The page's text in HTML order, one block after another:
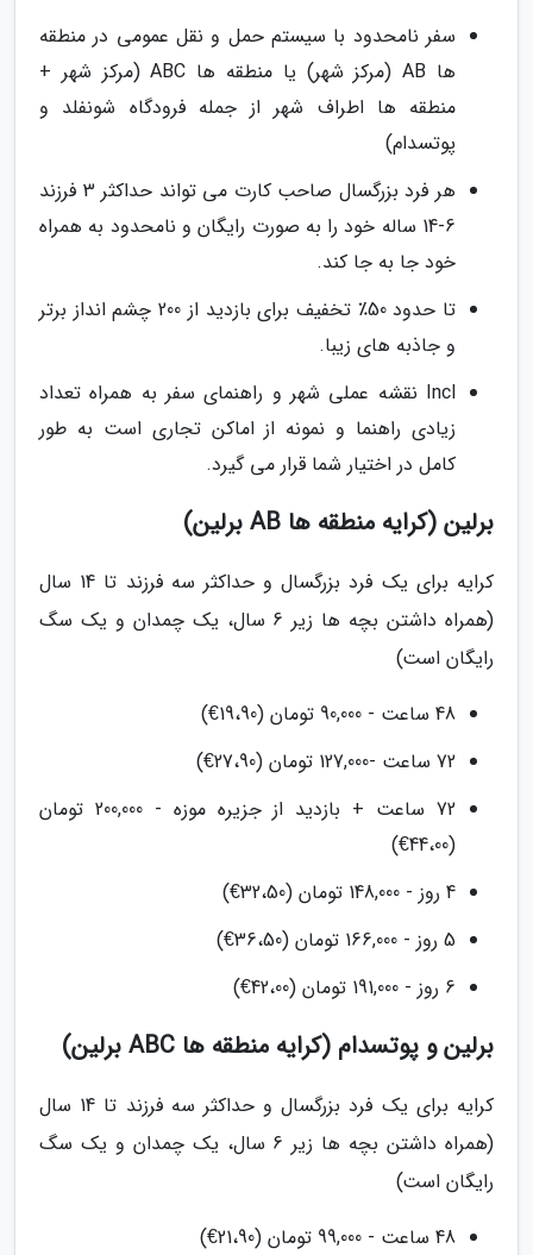
سفر نامحدود با سیستم حمل و نقل عمومی در منطقه
ها AB (مرکز شهر) یا منطقه ها ABC (مرکز شهر +
منطقه ها اطراف شهر از جمله فرودگاه شونفلد و
پوتسدام)
هر فرد بزرگسال صاحب کارت می تواند حداکثر 3 فرزند
6-14 ساله خود را به صورت رایگان و نامحدود به همراه
خود جا به جا کند.
تا حدود 50٪ تخفیف برای بازدید از 200 چشم انداز برتر
و جاذبه های زیبا.
Incl نقشه عملی شهر و راهنمای سفر به همراه تعداد
زیادی راهنما و نمونه از اماکن تجاری است به طور
کامل در اختیار شما قرار می گیرد.
برلین (کرایه منطقه ها AB برلین)
کرایه برای یک فرد بزرگسال و حداکثر سه فرزند تا 14 سال
(همراه داشتن بچه ها زیر 6 سال، یک چمدان و یک سگ
رایگان است)
48 ساعت - 90,000 تومان (19،90€)
72 ساعت -127,000 تومان (27،90€)
72 ساعت + بازدید از جزیره موزه - 200,000 تومان
(44،00€)
4 روز - 148,000 تومان (32،50€)
5 روز - 166,000 تومان (36،50€)
6 روز - 191,000 تومان (42،00€)
برلین و پوتسدام (کرایه منطقه ها ABC برلین)
کرایه برای یک فرد بزرگسال و حداکثر سه فرزند تا 14 سال
(همراه داشتن بچه ها زیر 6 سال، یک چمدان و یک سگ
رایگان است)
48 ساعت - 99,000 تومان (21،90€)